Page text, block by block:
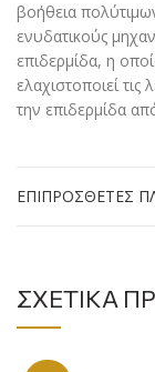
βοήθεια
ενυδατικούς
επιδερμίδα, η
ελαχιστοποιεί
την επιδερμίδα
ΕΠΙΠΡΌΣΘΕΤΕΣ
ΣΧΕΤΙΚΆ